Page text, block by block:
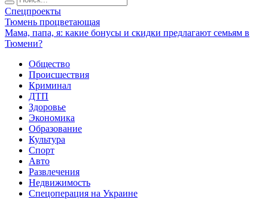
Спецпроекты
Тюмень процветающая
Мама, папа, я: какие бонусы и скидки предлагают семьям в
Тюмени?
Общество
Происшествия
Криминал
ДТП
Здоровье
Экономика
Образование
Культура
Спорт
Авто
Развлечения
Недвижимость
Спецоперация на Украине